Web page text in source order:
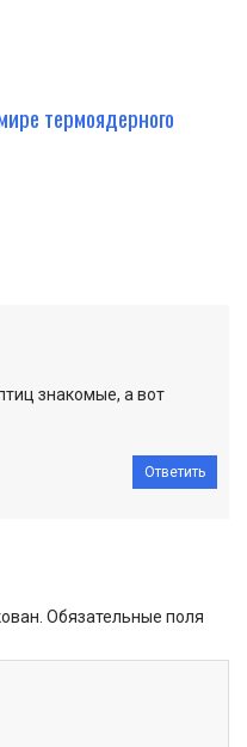
термоядерного
знакомые, а вот
Ответить
Обязательные поля